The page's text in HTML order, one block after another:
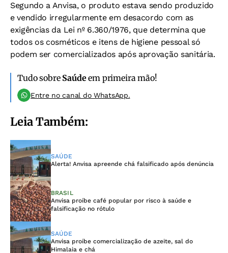
Segundo a Anvisa, o produto estava sendo produzido
e vendido irregularmente em desacordo com as
exigências da Lei nº 6.360/1976, que determina que
todos os cosméticos e itens de higiene pessoal só
podem ser comercializados após aprovação sanitária.
Tudo sobre Saúdeem primeira mão!
Entre no canal do WhatsApp.
Leia Também:
SAÚDE
Alerta! Anvisa apreende chá falsificado após denúncia
BRASIL
Anvisa proíbe café popular por risco à saúde e
falsificação no rótulo
SAÚDE
Anvisa proíbe comercialização de azeite, sal do
Himalaia e chá